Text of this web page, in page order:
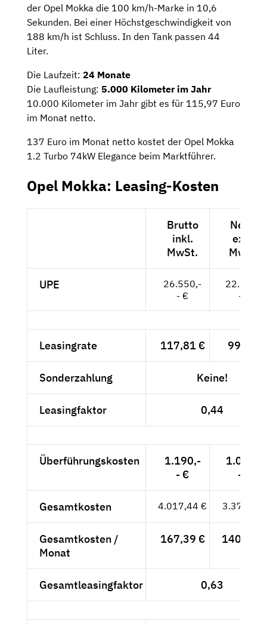
der Opel Mokka die 100 km/h-Marke in 10,6
Sekunden. Bei einer Höchstgeschwindigkeit von
188 km/h ist Schluss. In den Tank passen 44
Liter.
Die Laufzeit: 24 Monate
Die Laufleistung: 5.000 Kilometer im Jahr
10.000 Kilometer im Jahr gibt es für 115,97 Euro
im Monat netto.
137 Euro im Monat netto kostet der Opel Mokka
1.2 Turbo 74kW Elegance beim Marktführer.
Opel Mokka: Leasing-Kosten
Brutto
inkl.
MwSt.
Netto
exkl.
MwSt.
UPE
26.550,-
- €
22.311,-
- €
Leasingrate 117,81 € 99,-- €
Sonderzahlung Keine!
Leasingfaktor 0,44
Überführungskosten
1.190,-
- €
1.000,-
- €
Gesamtkosten 4.017,44 € 3.376,-- €
Gesamtkosten /
Monat
167,39 € 140,67 €
Gesamtleasingfaktor 0,63